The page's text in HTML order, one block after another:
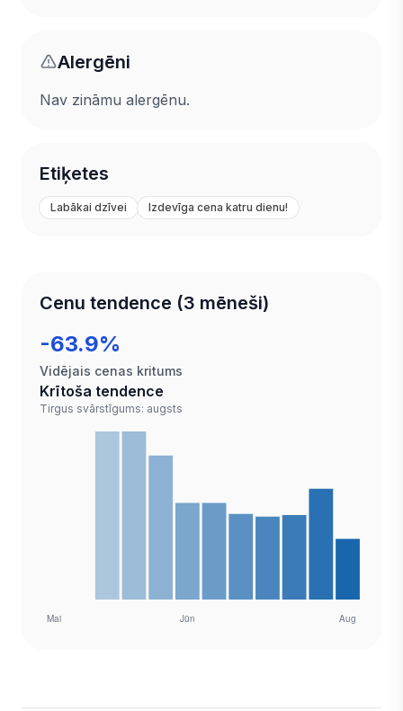
Alergēni
Nav zināmu alergēnu.
Etiķetes
Labākai dzīvei Izdevīga cena katru dienu!
Cenu tendence (3 mēneši)
-63.9%
Vidējais cenas kritums
Krītoša tendence
Tirgus svārstīgums: augsts